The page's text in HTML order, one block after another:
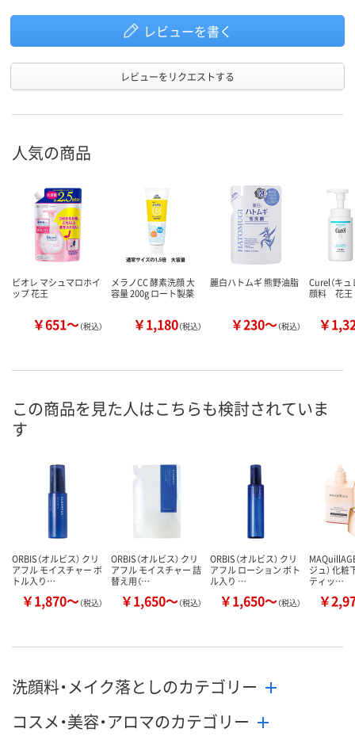
レビューを書く
レビューをリクエストする
人気の商品
ビオレ マシュマロホイ
ップ 花王
￥651～（税込）
メラノCC 酵素洗顔 大
容量 200g ロート製薬
￥1,180（税込）
麗白ハトムギ 熊野油脂
￥230～（税込）
Curel（キュ
顔料 花王
￥
この商品を見た人はこちらも検討されていま
す
ORBIS（オルビス） クリ
アフル モイスチャー ボ
トル入り…
￥1,870～（税込）
ORBIS（オルビス） クリ
アフル モイスチャー 詰
替え用（…
￥1,650～（税込）
ORBIS（オルビス） クリ
アフル ローション ボト
ル入り …
￥1,650～（税込）
ジュ） 化
ティッ…
￥
洗顔料・メイク落としのカテゴリー
コスメ・美容・アロマのカテゴリー